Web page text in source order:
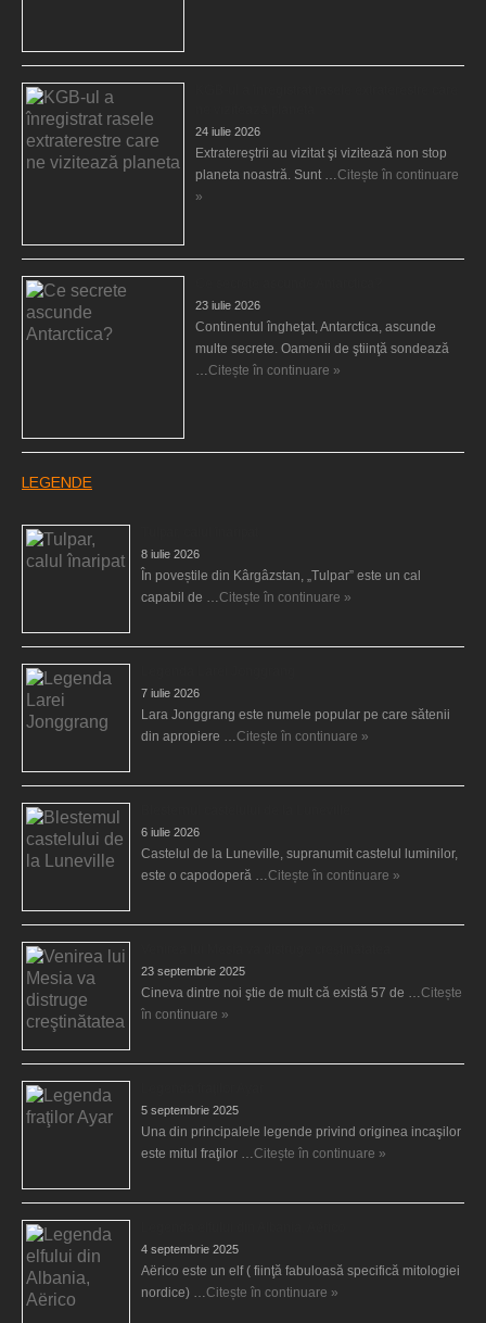
24 iulie 2026
Extratereştrii au vizitat şi vizitează non stop
planeta noastră. Sunt …Citește în continuare
»
23 iulie 2026
Continentul îngheţat, Antarctica, ascunde
multe secrete. Oamenii de ştiinţă sondează
…Citește în continuare »
LEGENDE
8 iulie 2026
În poveștile din Kârgâzstan, „Tulpar” este un cal
capabil de …Citește în continuare »
7 iulie 2026
Lara Jonggrang este numele popular pe care sătenii
din apropiere …Citește în continuare »
6 iulie 2026
Castelul de la Luneville, supranumit castelul luminilor,
este o capodoperă …Citește în continuare »
23 septembrie 2025
Cineva dintre noi ştie de mult că există 57 de …Citește
în continuare »
5 septembrie 2025
Una din principalele legende privind originea incaşilor
este mitul fraţilor …Citește în continuare »
4 septembrie 2025
Aërico este un elf ( fiinţă fabuloasă specifică mitologiei
nordice) …Citește în continuare »